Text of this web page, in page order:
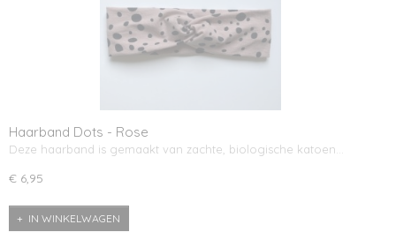
Haarband Dots - Rose
Deze haarband is gemaakt van zachte, biologische katoen…
€ 6,95
IN WINKELWAGEN